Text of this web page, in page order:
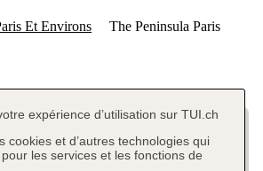
expérience d’utilisation sur TUI.ch
cookies et d’autres technologies qui
les services et les fonctions de